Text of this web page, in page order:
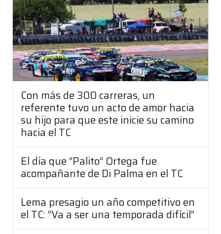
Con más de 300 carreras, un
referente tuvo un acto de amor hacia
su hijo para que este inicie su camino
hacia el TC
El día que “Palito” Ortega fue
acompañante de Di Palma en el TC
Lema presagio un año competitivo en
el TC: “Va a ser una temporada difícil”